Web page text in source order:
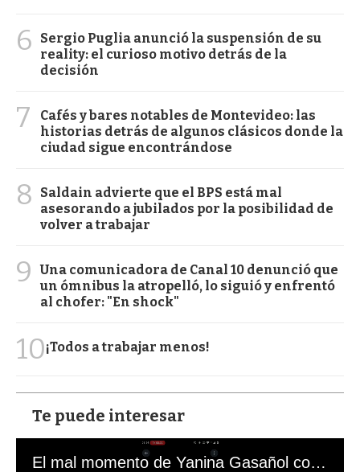
6
Sergio Puglia anunció la suspensión de su
reality: el curioso motivo detrás de la
decisión
7
Cafés y bares notables de Montevideo: las
historias detrás de algunos clásicos donde la
ciudad sigue encontrándose
8
Saldain advierte que el BPS está mal
asesorando a jubilados por la posibilidad de
volver a trabajar
9
Una comunicadora de Canal 10 denunció que
un ómnibus la atropelló, lo siguió y enfrentó
al chofer: "En shock"
10¡Todos a trabajar menos!
Te puede interesar
El mal momento de Yanina Gasañol con un hincha argentino en "Subrayado"